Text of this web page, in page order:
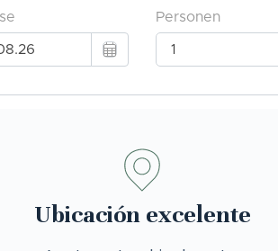
Ubicación excelente